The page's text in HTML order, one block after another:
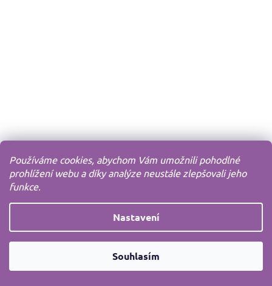
Používáme cookies, abychom Vám umožnili pohodlné
prohlížení webu a díky analýze neustále zlepšovali jeho
funkce.
Nastavení
Souhlasím